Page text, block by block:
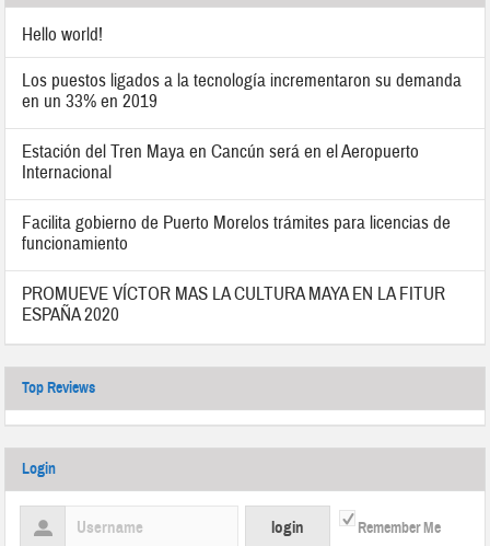
Hello world!
Los puestos ligados a la tecnología incrementaron su demanda
en un 33% en 2019
Estación del Tren Maya en Cancún será en el Aeropuerto
Internacional
Facilita gobierno de Puerto Morelos trámites para licencias de
funcionamiento
PROMUEVE VÍCTOR MAS LA CULTURA MAYA EN LA FITUR
ESPAÑA 2020
Top Reviews
Login
Remember Me